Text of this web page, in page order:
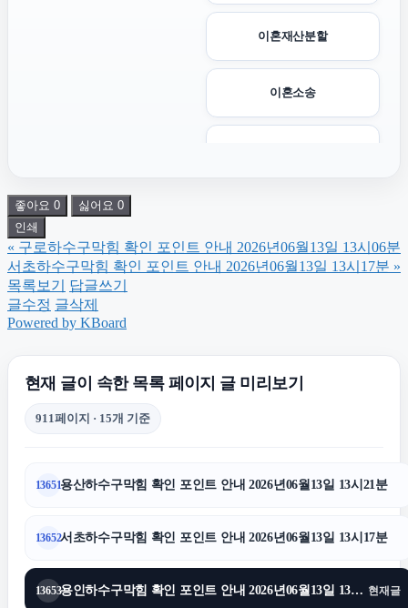
이혼재산분할
이혼소송
도봉하수구막힘
동작구하수구막힘
강남하수구막힘
수원피부과
김포공항주차대행
좋아요 0 싫어요 0
인쇄
« 구로하수구막힘 확인 포인트 안내 2026년06월13일 13시06분
서초하수구막힘 확인 포인트 안내 2026년06월13일 13시17분 »
목록보기
답글쓰기
글수정 글삭제
Powered by KBoard
현재 글이 속한 목록 페이지 글 미리보기
911페이지 · 15개 기준
13651용산하수구막힘 확인 포인트 안내 2026년06월13일 13시21분
13652서초하수구막힘 확인 포인트 안내 2026년06월13일 13시17분
13653 용인하수구막힘 확인 포인트 안내 2026년06월13일 13시11분 현재글